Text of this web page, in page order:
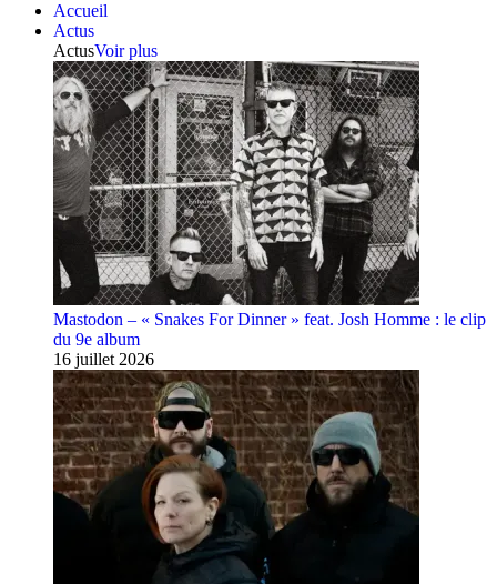
Accueil
Actus
ActusVoir plus
Mastodon – « Snakes For Dinner » feat. Josh Homme : le clip
du 9e album
16 juillet 2026